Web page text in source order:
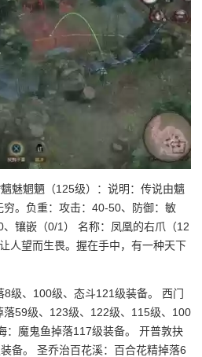
魅魍魉（125级）：说明：传说由魑
。负重：攻击：40-50、防御：敏
镶嵌（0/1） 名称：凤凰的右爪（12
人望而生畏。握在手中，有一种天下
8级、100级、态斗121级装备。 西门
59级、123级、122级、115级、100
：魔鬼鱼掉落117级装备。 开普敦抉
备。 圣乔治百花溪：百合花精掉落6